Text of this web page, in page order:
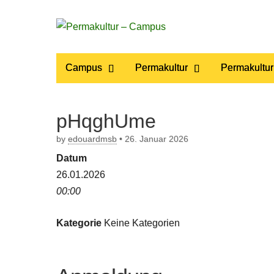
Permakultur
– Campus
Main
menu
Campus Permakultur
pHqghUme
by edouardmsb • 26. Januar 2026
Datum
26.01.2026
00:00
Kategorie Keine Kategorien